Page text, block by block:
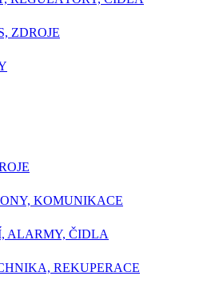
ZDROJE
KOMUNIKACE
ALARMY, ČIDLA
REKUPERACE